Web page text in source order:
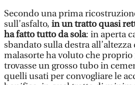
Secondo una prima
sull’asfalto, in un tratto quasi
ha fatto tutto da sola: in aperta
sbandato sulla destra
malasorte ha voluto che
trovasse un grosso tubo in
quelli usati per convogliare le